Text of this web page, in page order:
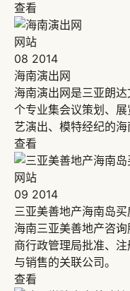
查看
网站
08 2014
海南演出网
海南演出网是三亚朗
个专业集会议策划、
艺演出、模特经纪的海
查看
网站
09 2014
三亚美善地产海南岛买
海南三亚美善地产咨
商行政管理局批准、
与销售的关联公司。
查看